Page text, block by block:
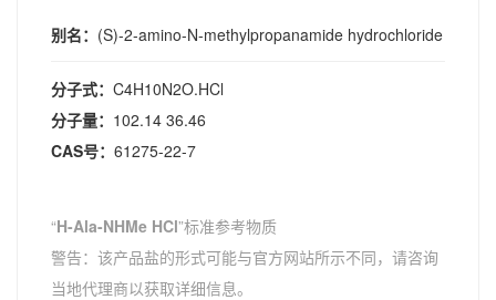
别名： (S)-2-amino-N-methylpropanamide hydrochloride
分子式： C4H10N2O.HCl
分子量： 102.14 36.46
CAS号： 61275-22-7
“H-Ala-NHMe HCl”标准参考物质
警告：该产品盐的形式可能与官方网站所示不同，请咨询
当地代理商以获取详细信息。